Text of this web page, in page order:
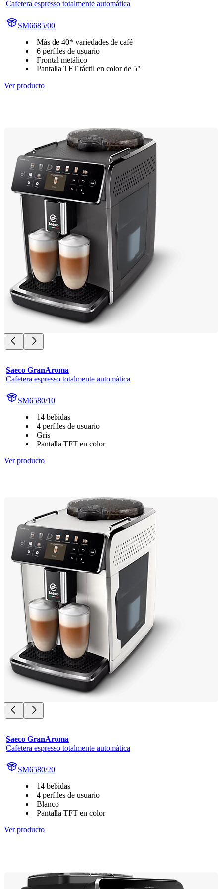
Cafetera espresso totalmente automática
SM6685/00
Más de 40* variedades de café
6 perfiles de usuario
Frontal metálico
Pantalla TFT táctil en color de 5"
Ver producto
Saeco GranAroma
Cafetera espresso totalmente automática
SM6580/10
14 bebidas
4 perfiles de usuario
Gris
Pantalla TFT en color
Ver producto
Saeco GranAroma
Cafetera espresso totalmente automática
SM6580/20
14 bebidas
4 perfiles de usuario
Blanco
Pantalla TFT en color
Ver producto